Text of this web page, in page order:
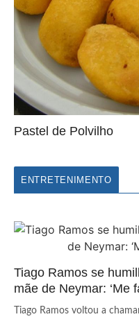
Pastel de Polvilho
ENTRETENIMENTO
Tiago Ramos se
mãe de Neymar: ‘Me
Tiago Ramos voltou a